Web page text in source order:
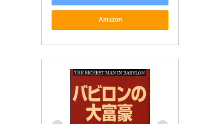
Amazon